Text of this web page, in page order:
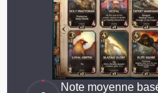
Note moyenne